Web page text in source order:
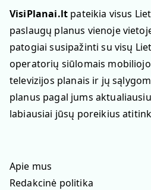
VisiPlanai.lt pateikia visus
paslaugų planus vienoje
patogiai susipažinti su visų
operatorių siūlomais
televizijos planais ir jų
planus pagal jums
labiausiai jūsų poreikius
Apie mus
Redakcinė politika